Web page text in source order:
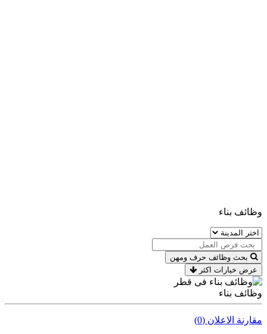
وظائف بناء
بحث وظائف حرف ومهن
عرض خيارات اكثر
وظائف بناء
مقارنة الاعلان (0)